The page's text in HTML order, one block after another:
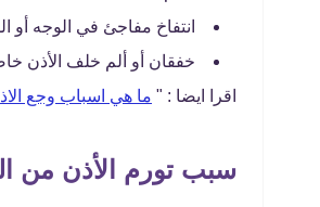
انتفاخ مفاجئ في الوجه أو
خفقان أو ألم خلف الأذن
اقرا ايضا : " ما هي اسباب وجع
سبب تورم الأذن من